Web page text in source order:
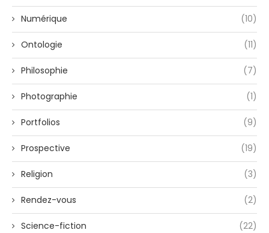
Numérique (10)
Ontologie (11)
Philosophie (7)
Photographie (1)
Portfolios (9)
Prospective (19)
Religion (3)
Rendez-vous (2)
Science-fiction (22)